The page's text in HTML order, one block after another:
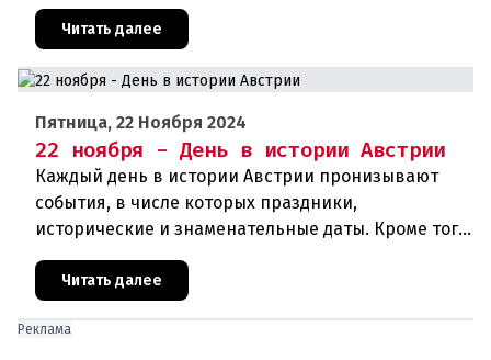
также дни их смерти. Что же произ
Читать далее
Пятница, 22 Ноября 2024
22 ноября - День в истории Австрии
Каждый день в истории Австрии пронизывают
события, в числе которых праздники,
исторические и знаменательные даты. Кроме того
дни рождения различных деятелей Австрии, а
также дни их смерти. Что же прои
Читать далее
Реклама